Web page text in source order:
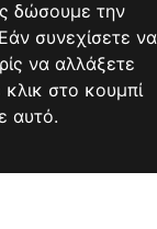
δώσουμε την
συνεχίσετε να
να αλλάξετε
στο κουμπί
αυτό.